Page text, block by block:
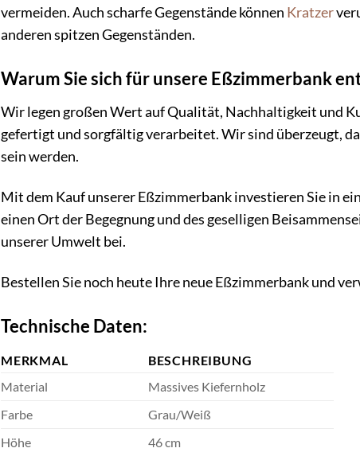
vermeiden. Auch scharfe Gegenstände können Kratzer
anderen spitzen Gegenständen.
Warum Sie sich für unsere Eßzimmerbank
Wir legen großen Wert auf Qualität, Nachhaltigkeit und
gefertigt und sorgfältig verarbeitet. Wir sind überzeugt,
sein werden.
Mit dem Kauf unserer Eßzimmerbank investieren Sie in
einen Ort der Begegnung und des geselligen
unserer Umwelt bei.
Bestellen Sie noch heute Ihre neue Eßzimmerbank und
Technische Daten:
MERKMAL
BESCHREIBUNG
Material
Massives Kiefernholz
Farbe
Grau/Weiß
Höhe
46 cm